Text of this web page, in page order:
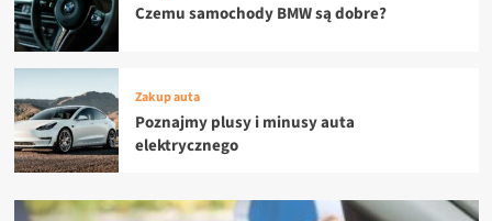
Czemu samochody BMW są dobre?
Zakup auta
Poznajmy plusy i minusy auta
elektrycznego